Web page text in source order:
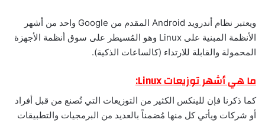
ويعتبر نظام أندرويد Android المقدم من Google واحد من أشهر
الأنظمة المبنية على Linux وهو المُسيطر على سوق أنظمة الأجهزة
المحمولة والقابلة للارتداء (كالساعات الذكية).
ما هي أشهر توزيعات Linux:
كما ذكرنا فإن للينكس الكثير من التوزيعات التي تُصنع من قبل أفراد
أو شركات ويأتي كل منها مُضمناً بالعديد من البرمجيات والتطبيقات